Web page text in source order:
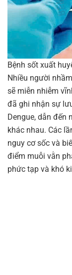
Bệnh sốt xuất
Nhiều người
sẽ miễn nhiễm
đã ghi nhận sự
Dengue, dẫn đến
khác nhau. Các
nguy cơ sốc và
điểm muỗi vằn
phức tạp và khó